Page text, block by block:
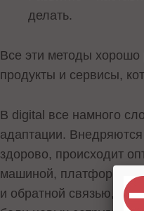
делать.
Все эти методы хорошо
продукты и сервисы,
В digital все намного
адаптации.
здорово, происходит
машиной, платформой.
и обратной связью, так